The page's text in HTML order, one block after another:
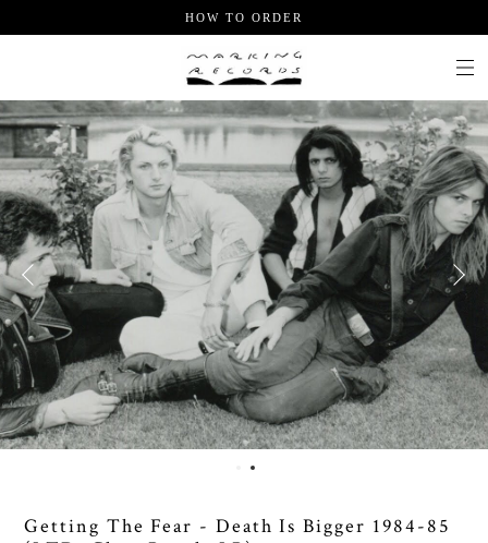
HOW TO ORDER
Getting The Fear - Death Is Bigger 1984-85